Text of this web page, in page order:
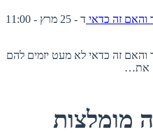
ד - 25 מרץ - 11:00
במה זה כרוך והאם זה כדאי לא מעט יזמים להם
את…
מומלצות